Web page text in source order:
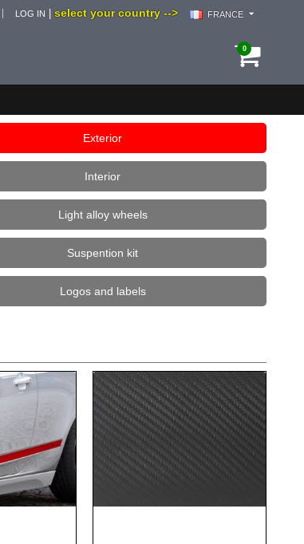
select your country --> FRANCE
LOG IN
0
Exterior
Interior
Light alloy wheels
Suspention kit
Logos and labels